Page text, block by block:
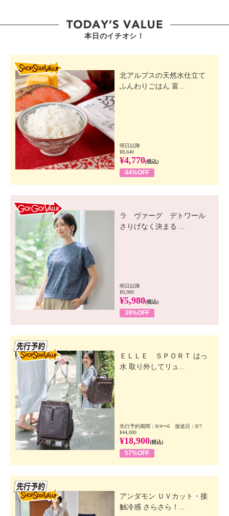
本日のイチオシ！
北アルプスの天然水仕立て
ふんわりごはん 富...
明日以降
¥8,640
¥4,770(税込)
44%OFF
ラ ヴァーグ デトワール
さりげなく決まる ...
明日以降
¥9,900
¥5,980(税込)
39%OFF
ＥＬＬＥ ＳＰＯＲＴ はっ
水 取り外してリュ...
先行予約期間：8/4〜6 放送日：8/7
¥44,000
¥18,900(税込)
57%OFF
アンダモン ＵＶカット・接
触冷感 さらさら！...